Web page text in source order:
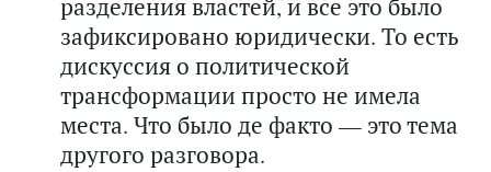
разделения властей, и все это было
зафиксировано юридически. То есть
дискуссия о политической
трансформации просто не имела
места. Что было де факто — это тема
другого разговора.